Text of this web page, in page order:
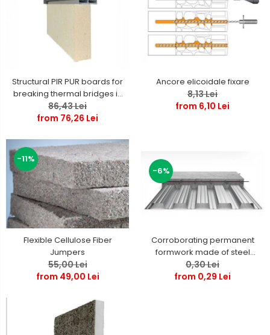
Structural PIR PUR boards for
breaking thermal bridges in
joinery
86,43 Lei
from 76,26 Lei
Ancore elicoidale fixare
8,13 Lei
from 6,10 Lei
-11%
Flexible Cellulose Fiber
Jumpers
55,00 Lei
from 49,00 Lei
-6%
Corroborating permanent
formwork made of steel
sheets for concrete slabs
0,30 Lei
from 0,29 Lei